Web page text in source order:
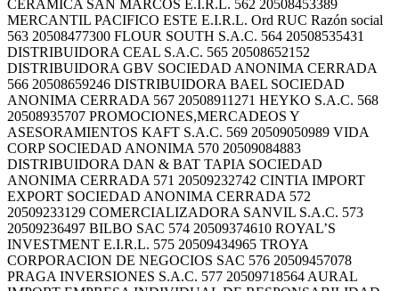
CERAMICA SAN MARCOS E.I.R.L. 562 20508453389
MERCANTIL PACIFICO ESTE E.I.R.L. Ord RUC Razón social
563 20508477300 FLOUR SOUTH S.A.C. 564 20508535431
DISTRIBUIDORA CEAL S.A.C. 565 20508652152
DISTRIBUIDORA GBV SOCIEDAD ANONIMA CERRADA
566 20508659246 DISTRIBUIDORA BAEL SOCIEDAD
ANONIMA CERRADA 567 20508911271 HEYKO S.A.C. 568
20508935707 PROMOCIONES,MERCADEOS Y
ASESORAMIENTOS KAFT S.A.C. 569 20509050989 VIDA
CORP SOCIEDAD ANONIMA 570 20509084883
DISTRIBUIDORA DAN & BAT TAPIA SOCIEDAD
ANONIMA CERRADA 571 20509232742 CINTIA IMPORT
EXPORT SOCIEDAD ANONIMA CERRADA 572
20509233129 COMERCIALIZADORA SANVIL S.A.C. 573
20509236497 BILBO SAC 574 20509374610 ROYAL’S
INVESTMENT E.I.R.L. 575 20509434965 TROYA
CORPORACION DE NEGOCIOS SAC 576 20509457078
PRAGA INVERSIONES S.A.C. 577 20509718564 AURAL